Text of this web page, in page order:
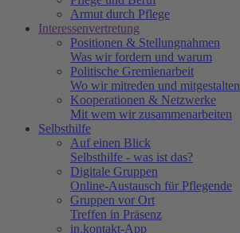
Armut durch Pflege
Interessenvertretung
Positionen & Stellungnahmen
Was wir fordern und warum
Politische Gremienarbeit
Wo wir mitreden und mitgestalten
Kooperationen & Netzwerke
Mit wem wir zusammenarbeiten
Selbsthilfe
Auf einen Blick
Selbsthilfe - was ist das?
Digitale Gruppen
Online-Austausch für Pflegende
Gruppen vor Ort
Treffen in Präsenz
in.kontakt-App